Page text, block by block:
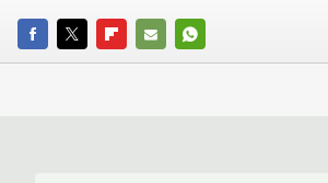
FACEBOOK
TWITTERFLIPBOARD
E-
WHATSAPP